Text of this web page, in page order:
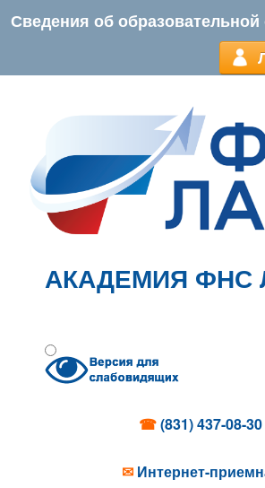
Сведения об образовательной
АКАДЕМИЯ ФНС
☎(831) 437-08-30
✉ Интернет-